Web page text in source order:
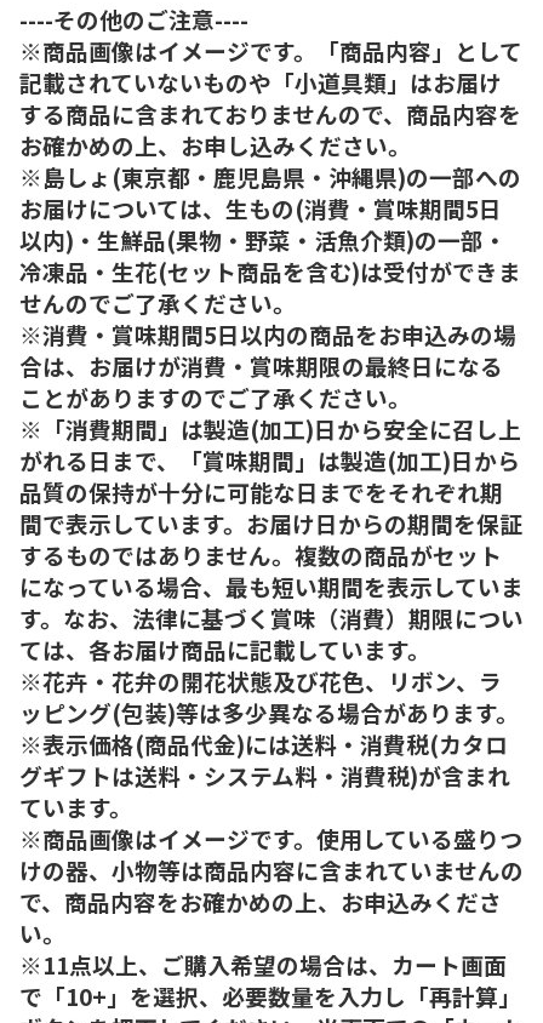
----その他のご注意----
※商品画像はイメージです。「商品内容」として
記載されていないものや「小道具類」はお届け
する商品に含まれておりませんので、商品内容を
お確かめの上、お申し込みください。
※島しょ(東京都・鹿児島県・沖縄県)の一部への
お届けについては、生もの(消費・賞味期間5日
以内)・生鮮品(果物・野菜・活魚介類)の一部・
冷凍品・生花(セット商品を含む)は受付ができま
せんのでご了承ください。
※消費・賞味期間5日以内の商品をお申込みの場
合は、お届けが消費・賞味期限の最終日になる
ことがありますのでご了承ください。
※「消費期間」は製造(加工)日から安全に召し上
がれる日まで、「賞味期間」は製造(加工)日から
品質の保持が十分に可能な日までをそれぞれ期
間で表示しています。お届け日からの期間を保証
するものではありません。複数の商品がセット
になっている場合、最も短い期間を表示していま
す。なお、法律に基づく賞味（消費）期限につい
ては、各お届け商品に記載しています。
※花卉・花弁の開花状態及び花色、リボン、ラ
ッピング(包装)等は多少異なる場合があります。
※表示価格(商品代金)には送料・消費税(カタロ
グギフトは送料・システム料・消費税)が含まれ
ています。
※商品画像はイメージです。使用している盛りつ
けの器、小物等は商品内容に含まれていませんの
で、商品内容をお確かめの上、お申込みくださ
い。
※11点以上、ご購入希望の場合は、カート画面
で「10+」を選択、必要数量を入力し「再計算」